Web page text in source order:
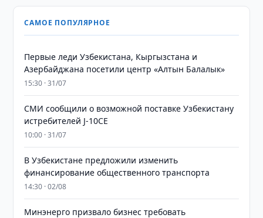
САМОЕ ПОПУЛЯРНОЕ
Первые леди Узбекистана, Кыргызстана и
Азербайджана посетили центр «Алтын Балалык»
15:30 · 31/07
СМИ сообщили о возможной поставке Узбекистану
истребителей J-10CE
10:00 · 31/07
В Узбекистане предложили изменить
финансирование общественного транспорта
14:30 · 02/08
Минэнерго призвало бизнес требовать